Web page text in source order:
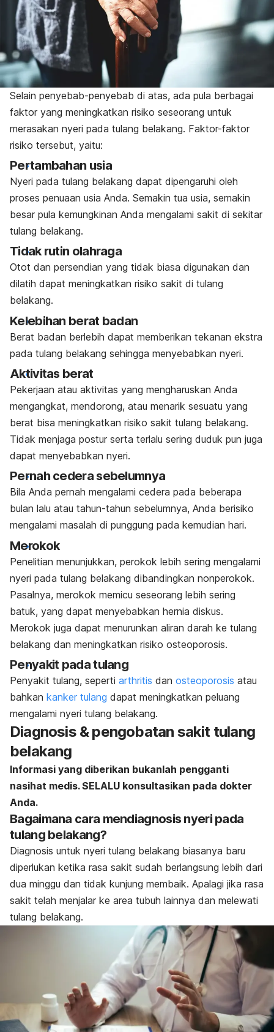
Selain penyebab-penyebab di atas, ada pula berbagai
faktor yang meningkatkan risiko seseorang untuk
merasakan nyeri pada tulang belakang. Faktor-faktor
risiko tersebut, yaitu:
Pertambahan usia
Nyeri pada tulang belakang dapat dipengaruhi oleh
proses penuaan usia Anda. Semakin tua usia, semakin
besar pula kemungkinan Anda mengalami sakit di sekitar
tulang belakang.
Tidak rutin olahraga
Otot dan persendian yang tidak biasa digunakan dan
dilatih dapat meningkatkan risiko sakit di tulang
belakang.
Kelebihan berat badan
Berat badan berlebih dapat memberikan tekanan ekstra
pada tulang belakang sehingga menyebabkan nyeri.
Aktivitas berat
Pekerjaan atau aktivitas yang mengharuskan Anda
mengangkat, mendorong, atau menarik sesuatu yang
berat bisa meningkatkan risiko sakit tulang belakang.
Tidak menjaga postur serta terlalu sering duduk pun juga
dapat menyebabkan nyeri.
Pernah cedera sebelumnya
Bila Anda pernah mengalami cedera pada beberapa
bulan lalu atau tahun-tahun sebelumnya, Anda berisiko
mengalami masalah di punggung pada kemudian hari.
Merokok
Penelitian menunjukkan, perokok lebih sering mengalami
nyeri pada tulang belakang dibandingkan nonperokok.
Pasalnya, merokok memicu seseorang lebih sering
batuk, yang dapat menyebabkan hernia diskus.
Merokok juga dapat menurunkan aliran darah ke tulang
belakang dan meningkatkan risiko osteoporosis.
Penyakit pada tulang
Penyakit tulang, seperti arthritis dan osteoporosis atau
bahkan kanker tulang dapat meningkatkan peluang
mengalami nyeri tulang belakang.
Diagnosis & pengobatan sakit tulang
belakang
Informasi yang diberikan bukanlah pengganti
nasihat medis. SELALU konsultasikan pada dokter
Anda.
Bagaimana cara mendiagnosis nyeri pada
tulang belakang?
Diagnosis untuk nyeri tulang belakang biasanya baru
diperlukan ketika rasa sakit sudah berlangsung lebih dari
dua minggu dan tidak kunjung membaik. Apalagi jika rasa
sakit telah menjalar ke area tubuh lainnya dan melewati
tulang belakang.